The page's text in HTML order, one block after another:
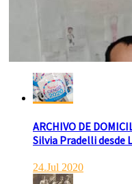
POLICIALES DE
agosto 8, 2026
De interés
En la noche del viernes,
ARCHIVO DE
Silvia Pradelli desde
24.Jul 2020